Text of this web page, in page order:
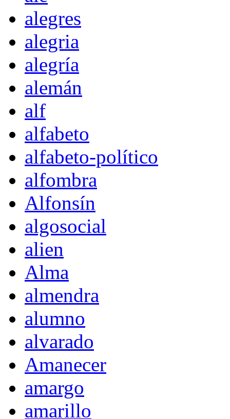
alegres
alegria
alegría
alemán
alf
alfabeto
alfabeto-político
alfombra
Alfonsín
algosocial
alien
Alma
almendra
alumno
alvarado
Amanecer
amargo
amarillo